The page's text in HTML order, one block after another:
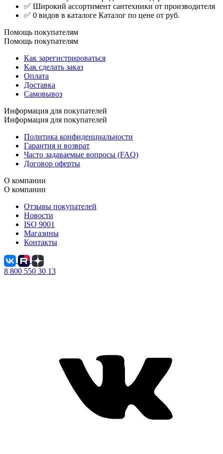
✅ Широкий ассортимент сантехники от производителя
✅ 0 видов в каталоге Каталог по цене от руб.
Помощь покупателям
Помощь покупателям
Как зарегистрироваться
Как сделать заказ
Оплата
Доставка
Самовывоз
Информация для покупателей
Информация для покупателей
Политика конфиденциальности
Гарантия и возврат
Часто задаваемые вопросы (FAQ)
Договор оферты
О компании
О компании
Отзывы покупателей
Новости
ISO 9001
Магазины
Контакты
8 800 550 30 13